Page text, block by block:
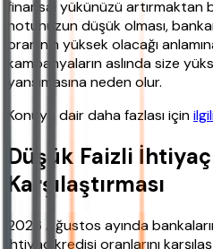
finansal yükünüzü artırmaktan
notunuzun düşük olması,
oranının yüksek olacağı
kampanyaların aslında size
yansımasına neden olur.
Konuya dair daha fazlası için
Düşük Faizli
Karşılaştırması
2026 Ağustos ayında
ihtiyaç kredisi oranlarını